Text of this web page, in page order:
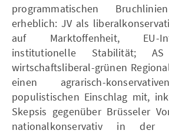
programmatischen
erheblich: JV als
auf Marktoffenheit, EU-
institutionelle Stabilität;
wirtschaftsliberal-grünen
einen agrarisch-
populistischen Einschlag mit,
Skepsis gegenüber Brüsseler
nationalkonservativ in der